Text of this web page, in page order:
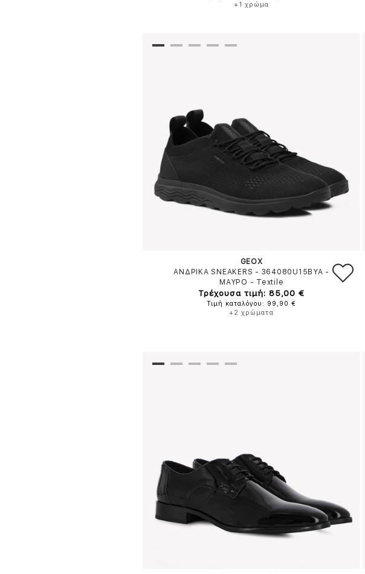
+1 χρώμα
GEOX
ΑΝΔΡΙΚΑ SNEAKERS - 364080U15BYA -
ΜΑΥΡΟ - Textile
Τρέχουσα τιμή: 85,00 €
Τιμή καταλόγου: 99,90 €
+2 χρώματα